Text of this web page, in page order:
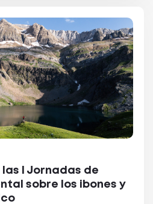
I Jornadas de
sobre los ibones y